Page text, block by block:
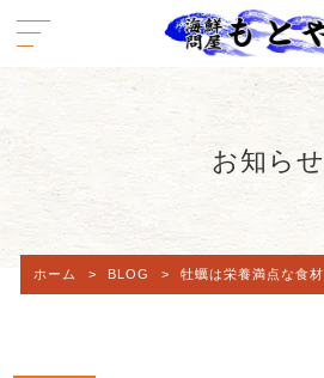
お知らせ
ホーム > BLOG > 牡蠣は栄養満点な食材